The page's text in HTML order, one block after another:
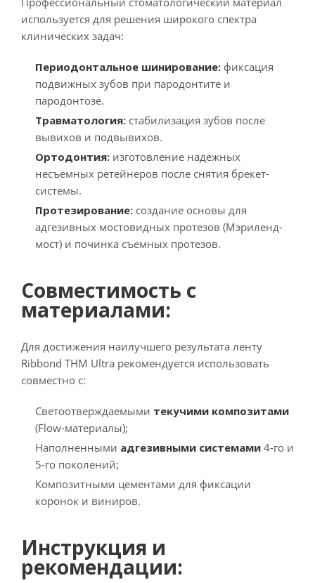
используется для решения широкого спектра
клинических задач:
Периодонтальное шинирование: фиксация
подвижных зубов при пародонтите и
пародонтозе.
Травматология: стабилизация зубов после
вывихов и подвывихов.
Ортодонтия: изготовление надежных
несъемных ретейнеров после снятия брекет-
системы.
Протезирование: создание основы для
адгезивных мостовидных протезов (Мэриленд-
мост) и починка съемных протезов.
Совместимость с
материалами:
Для достижения наилучшего результата ленту
Ribbond THM Ultra рекомендуется использовать
совместно с:
Светоотверждаемыми текучими композитами
(Flow-материалы);
Наполненными адгезивными системами 4-го и
5-го поколений;
Композитными цементами для фиксации
коронок и виниров.
Инструкция и
рекомендации: